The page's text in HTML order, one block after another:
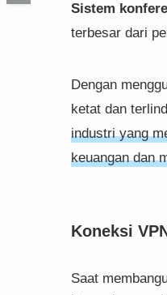
Sistem
terbesar dari
Dengan
ketat dan
industri yang
keuangan dan
Koneksi
Saat